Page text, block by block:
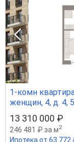
1-комн
женщин, 4, д. 4,
13 310 000 ₽
246 481 ₽ за м2
Ипотека от 63